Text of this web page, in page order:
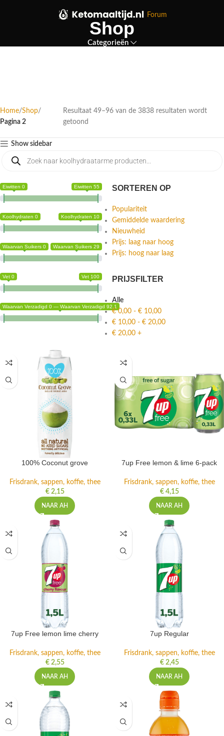
Forum
Shop
Categorieën
Home Shop
Pagina 2
Resultaat 49–96 van de 3838 resultaten wordt
getoond
Show sidebar
Eiwitten 0 Eiwitten 55
Koolhydraten 0 Koolhydraten 10
Waarvan Suikers 0 Waarvan Suikers 29
Vet 0 Vet 100
Waarvan Verzadigd 0 — Waarvan Verzadigd 92.1
SORTEREN OP
Populariteit
Gemiddelde waardering
Nieuwheid
Prijs: laag naar hoog
Prijs: hoog naar laag
PRIJSFILTER
Alle
€0,00 - € 10,00
€ 10,00 - € 20,00
€ 20,00 +
100% Coconut grove
Frisdrank, sappen, koffie, thee
€2,15
NAAR AH
7up Free lemon & lime 6-pack
Frisdrank, sappen, koffie, thee
€4,15
NAAR AH
7up Free lemon lime cherry
Frisdrank, sappen, koffie, thee
€2,55
NAAR AH
7up Regular
Frisdrank, sappen, koffie, thee
€2,45
NAAR AH